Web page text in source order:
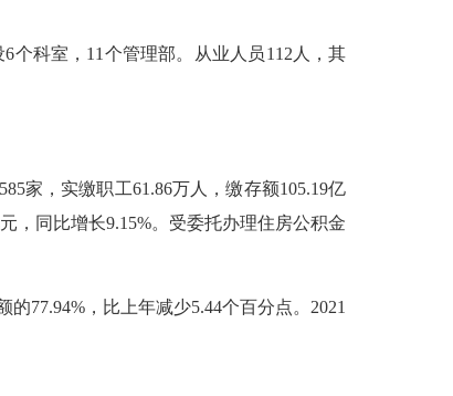
科室，11个管理部。从业人员112人，其
家，实缴职工61.86万人，缴存额105.19亿
，同比增长9.15%。受委托办理住房公积金
77.94%，比上年减少5.44个百分点。2021